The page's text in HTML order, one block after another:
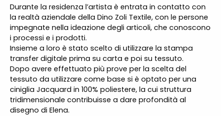
Durante la residenza l’artista è entrata in contatto con
la realtà aziendale della Dino Zoli Textile, con le persone
impegnate nella ideazione degli articoli, che conoscono
i processi e i prodotti.
Insieme a loro è stato scelto di utilizzare la stampa
transfer digitale prima su carta e poi su tessuto.
Dopo avere effettuato più prove per la scelta del
tessuto da utilizzare come base si è optato per una
ciniglia Jacquard in 100% poliestere, la cui struttura
tridimensionale contribuisse a dare profondità al
disegno di Elena.